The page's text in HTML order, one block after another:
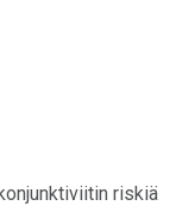
riskiä